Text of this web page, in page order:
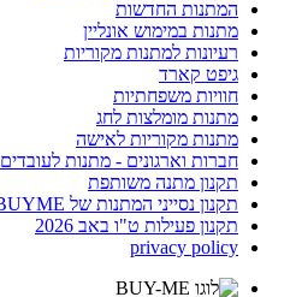
המתנות החדשות
מתנות במימוש אונליין
רעיונות למתנות מקוריות
גיפט קארד
חוויות משפחתיות
מתנות מומלצות לחג
מתנות מקוריות לאישה
חברות וארגונים - מתנות לעובדים
תקנון מתנה משותפת
תקנון נסייני המתנות של BUYME
תקנון פעילות ט"ו באב 2026
privacy policy